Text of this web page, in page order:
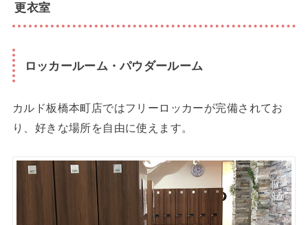
更衣室
ロッカールーム・パウダールーム
カルド板橋本町店ではフリーロッカーが完備されてお
り、好きな場所を自由に使えます。